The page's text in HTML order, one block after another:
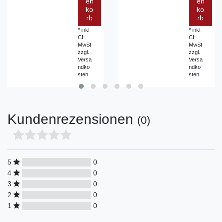
ko
rb
*inkl.
CH
MwSt.
zzgl.
Versa
ndko
sten
ko
rb
*inkl.
CH
MwSt.
zzgl.
Versa
ndko
sten
Kundenrezensionen (0)
5
0
4
0
3
0
2
0
1
0